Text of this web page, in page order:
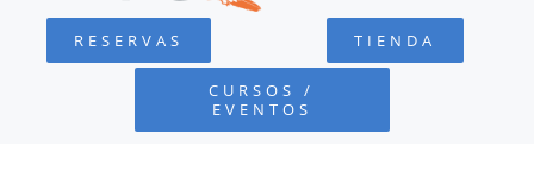
FUNDACIÓN
RESERVAS TIENDA
CURSOS /
EVENTOS